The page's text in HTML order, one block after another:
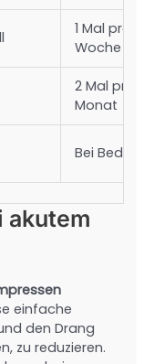
1 Mal pro
Woche
2 Mal pro
Monat
Bei Bedarf
akutem
einfache
den Drang
zu reduzieren.